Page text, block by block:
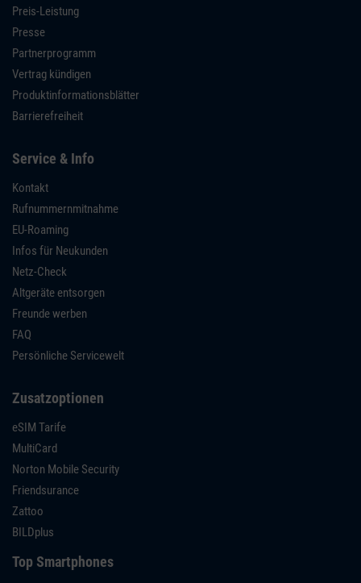
Preis-Leistung
Presse
Partnerprogramm
Vertrag kündigen
Produktinformationsblätter
Barrierefreiheit
Service & Info
Kontakt
Rufnummernmitnahme
EU-Roaming
Infos für Neukunden
Netz-Check
Altgeräte entsorgen
Freunde werben
FAQ
Persönliche Servicewelt
Zusatzoptionen
eSIM Tarife
MultiCard
Norton Mobile Security
Friendsurance
Zattoo
BILDplus
Top Smartphones